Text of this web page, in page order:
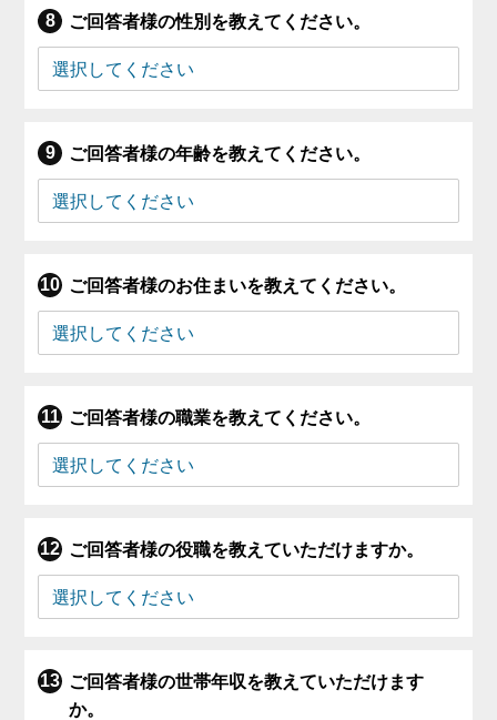
ご回答者様の性別を教えてください。
ご回答者様の年齢を教えてください。
ご回答者様のお住まいを教えてください。
ご回答者様の職業を教えてください。
ご回答者様の役職を教えていただけますか。
ご回答者様の世帯年収を教えていただけます
か。